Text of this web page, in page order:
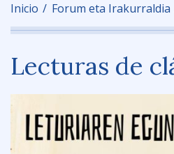
Inicio Forum eta Irakurraldia
Lecturas de